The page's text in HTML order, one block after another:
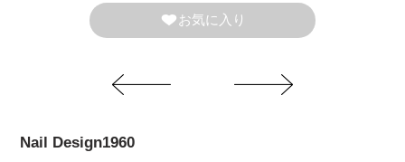
お気に入り
Nail Design1960